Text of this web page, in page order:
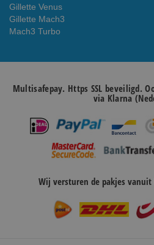
Gillette Venus
Gillette Mach3
Mach3 Turbo
Multisafepay. Https SSL beveiligd.
via Klarna
Wij versturen de pakjes vanuit